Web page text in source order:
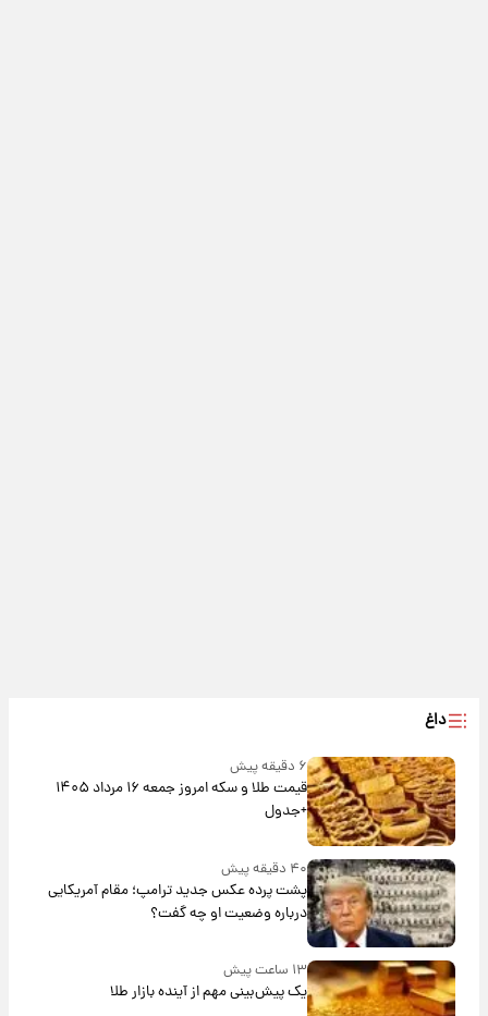
داغ
۶ دقیقه پیش
قیمت طلا و سکه امروز جمعه ۱۶ مرداد ۱۴۰۵
+جدول
۴۰ دقیقه پیش
پشت پرده عکس جدید ترامپ؛ مقام آمریکایی
درباره وضعیت او چه گفت؟
۱۳ ساعت پیش
یک پیش‌بینی مهم از آینده بازار طلا